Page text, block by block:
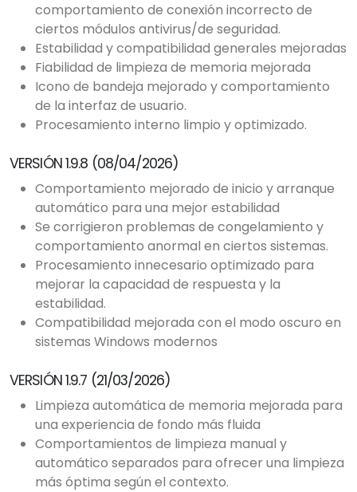
comportamiento de conexión incorrecto de
ciertos módulos antivirus/de seguridad.
Estabilidad y compatibilidad generales mejoradas
Fiabilidad de limpieza de memoria mejorada
Icono de bandeja mejorado y comportamiento
de la interfaz de usuario.
Procesamiento interno limpio y optimizado.
VERSIÓN 1.9.8 (08/04/2026)
Comportamiento mejorado de inicio y arranque
automático para una mejor estabilidad
Se corrigieron problemas de congelamiento y
comportamiento anormal en ciertos sistemas.
Procesamiento innecesario optimizado para
mejorar la capacidad de respuesta y la
estabilidad.
Compatibilidad mejorada con el modo oscuro en
sistemas Windows modernos
VERSIÓN 1.9.7 (21/03/2026)
Limpieza automática de memoria mejorada para
una experiencia de fondo más fluida
Comportamientos de limpieza manual y
automático separados para ofrecer una limpieza
más óptima según el contexto.